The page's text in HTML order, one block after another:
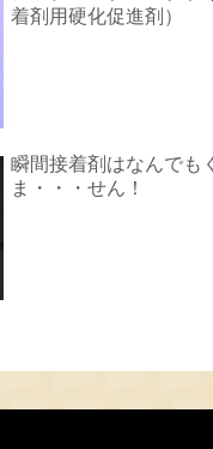
着剤用硬化促進剤）
瞬間接着剤はなんでも
ま・・・せん！